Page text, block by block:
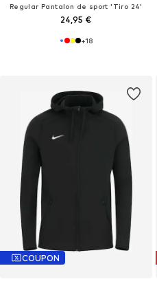
Regular Pantalon de sport 'Tiro 24'
24,95 €
+18
COUPON